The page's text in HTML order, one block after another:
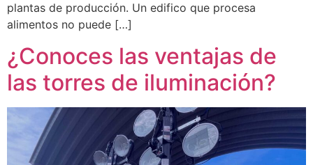
plantas de producción. Un edifico que procesa
alimentos no puede […]
¿Conoces las ventajas de
las torres de iluminación?